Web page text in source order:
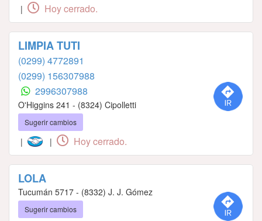
| Hoy cerrado.
LIMPIA TUTI
(0299) 4772891
(0299) 156307988
2996307988
O'Higgins 241 - (8324) Cipolletti
Sugerir cambios
| | Hoy cerrado.
LOLA
Tucumán 5717 - (8332) J. J. Gómez
Sugerir cambios